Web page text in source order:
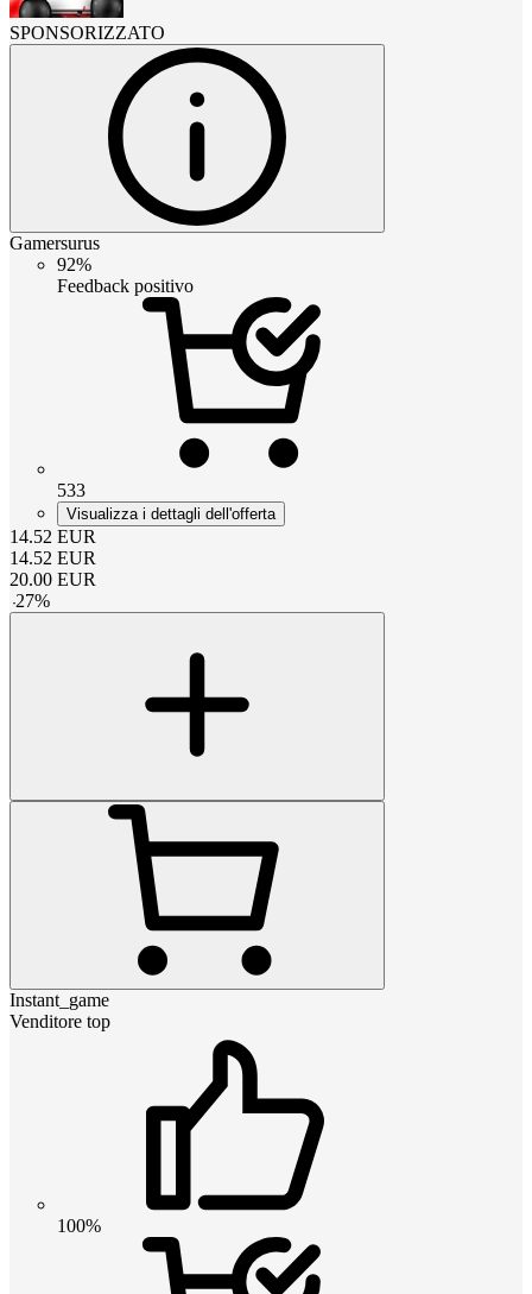
SPONSORIZZATO
Gamersurus
92%
Feedback positivo
533
Visualizza i dettagli dell'offerta
14.52 EUR
14.52 EUR
20.00 EUR
-27%
Instant_game
Venditore top
100%